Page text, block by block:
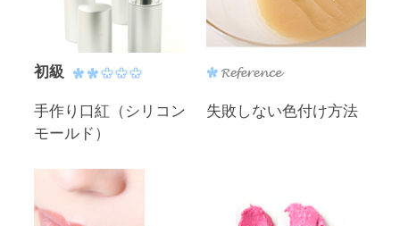
初級
手作り口紅（シリコン
モールド）
失敗しない色付け方法